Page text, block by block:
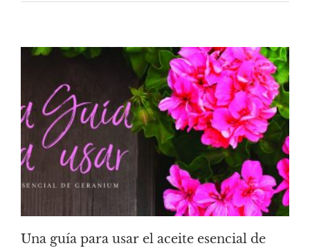
Una guía para usar el aceite esencial de